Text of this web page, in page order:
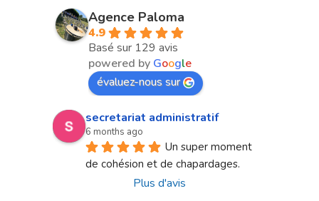
Agence Paloma
4.9
Basé sur 129 avis
powered by Google
évaluez-nous sur
secretariat administratif
6 months ago
Un super moment
de cohésion et de chapardages.
Plus d'avis